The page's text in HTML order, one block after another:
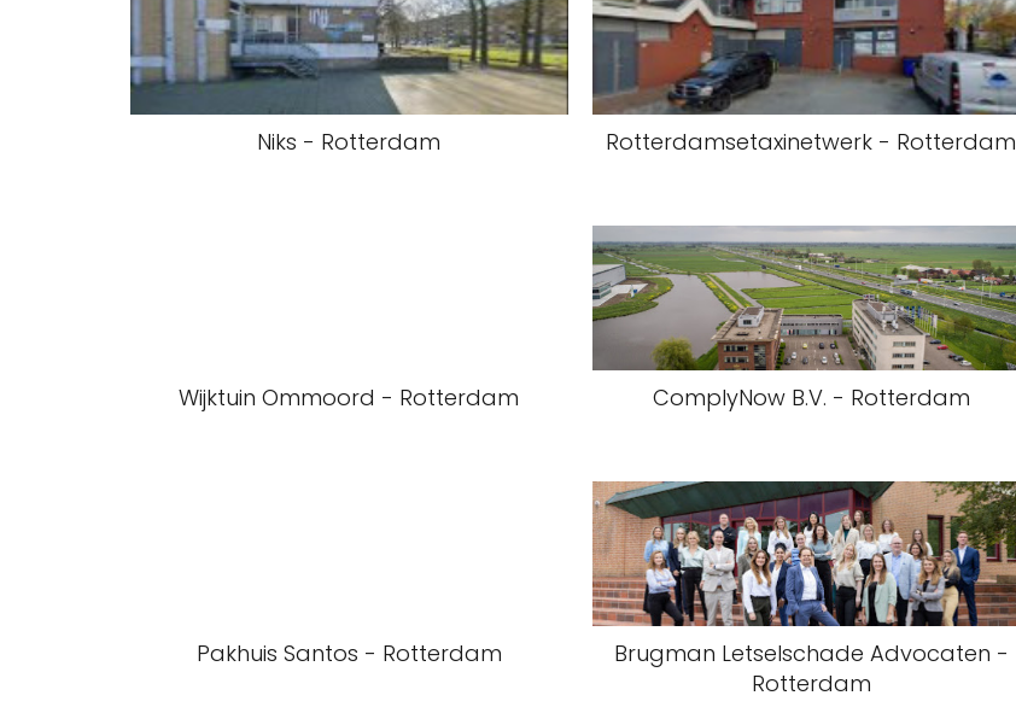
Niks - Rotterdam Rotterdamsetaxinetwerk - Rotterdam
Wijktuin Ommoord - Rotterdam ComplyNow B.V. - Rotterdam
Pakhuis Santos - Rotterdam
Brugman Letselschade Advocaten -
Rotterdam